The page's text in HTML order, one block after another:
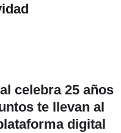
celebra 25 años
te llevan al
digital